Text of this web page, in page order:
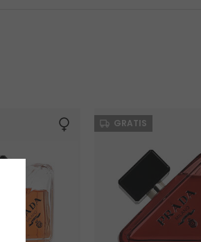
GRATIS